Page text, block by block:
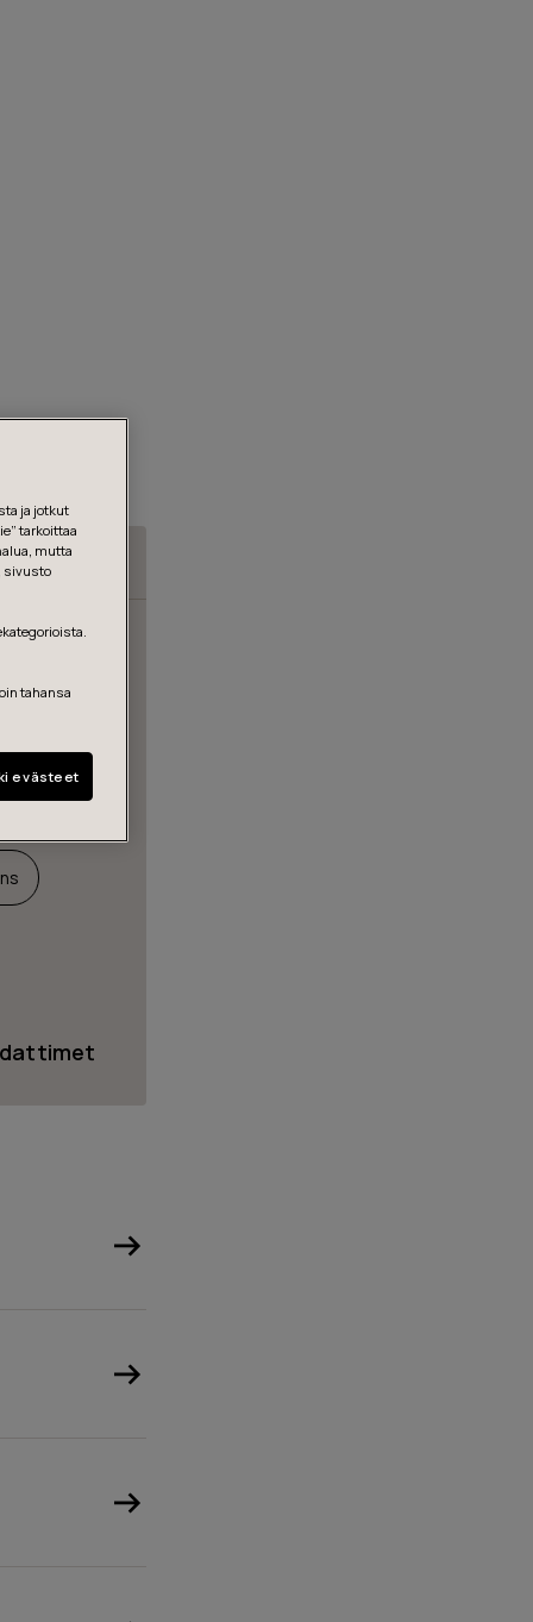
ja jotkut
tarkoittaa
mutta
sivusto
tahansa
evästeet